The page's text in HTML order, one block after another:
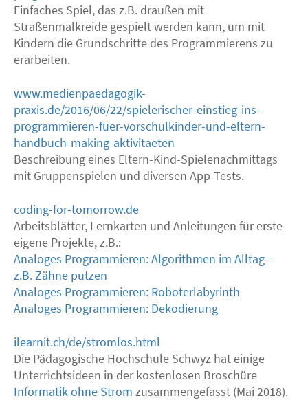
Einfaches Spiel, das z.B. draußen mit
Straßenmalkreide gespielt werden kann, um mit
Kindern die Grundschritte des Programmierens zu
erarbeiten.
www.medienpaedagogik-
praxis.de/2016/06/22/spielerischer-einstieg-ins-
programmieren-fuer-vorschulkinder-und-eltern-
handbuch-making-aktivitaeten
Beschreibung eines Eltern-Kind-Spielenachmittags
mit Gruppenspielen und diversen App-Tests.
coding-for-tomorrow.de
Arbeitsblätter, Lernkarten und Anleitungen für erste
eigene Projekte, z.B.:
Analoges Programmieren: Algorithmen im Alltag –
z.B. Zähne putzen
Analoges Programmieren: Roboterlabyrinth
Analoges Programmieren: Dekodierung
ilearnit.ch/de/stromlos.html
Die Pädagogische Hochschule Schwyz hat einige
Unterrichtsideen in der kostenlosen Broschüre
Informatik ohne Strom zusammengefasst (Mai 2018).